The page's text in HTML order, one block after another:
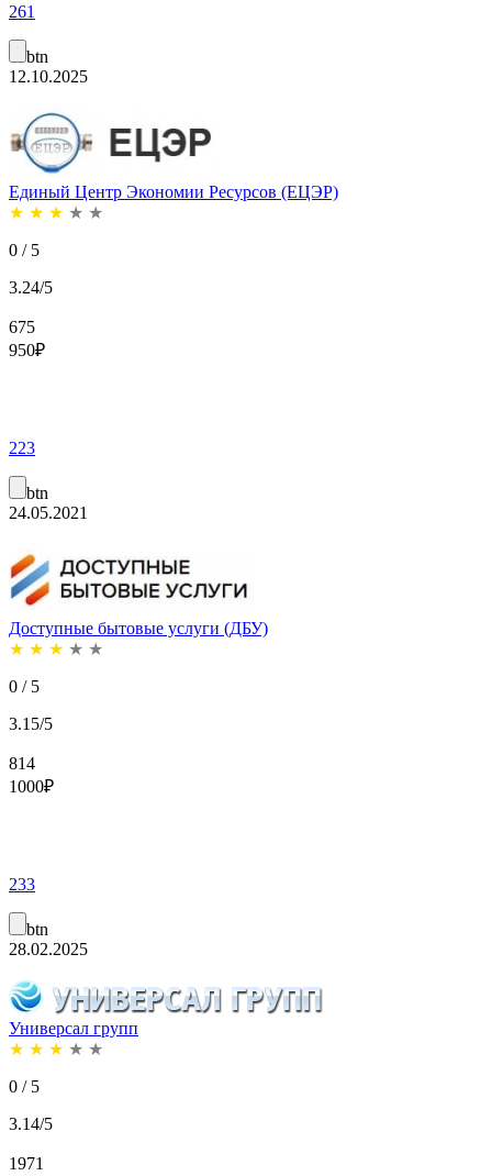
261
btn
12.10.2025
Единый Центр Экономии Ресурсов (ЕЦЭР)
★ ★ ★ ★ ★
0 / 5
3.24/5
675
950₽
223
btn
24.05.2021
Доступные бытовые услуги (ДБУ)
★ ★ ★ ★ ★
0 / 5
3.15/5
814
1000₽
233
btn
28.02.2025
Универсал групп
★ ★ ★ ★ ★
0 / 5
3.14/5
1971